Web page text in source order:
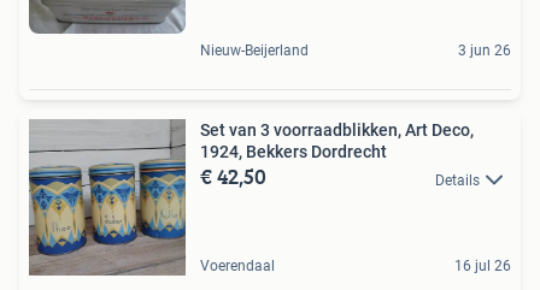
Nieuw-Beijerland 3 jun 26
Set van 3 voorraadblikken, Art Deco,
1924, Bekkers Dordrecht
€ 42,50 Details
Voerendaal 16 jul 26